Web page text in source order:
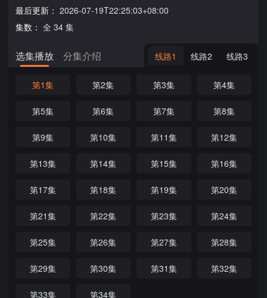
最后更新： 2026-07-19T22:25:03+08:00
集数： 全 34 集
选集播放 分集介绍 线路1 线路2 线路3
第1集 第2集 第3集 第4集
第5集 第6集 第7集 第8集
第9集 第10集 第11集 第12集
第13集 第14集 第15集 第16集
第17集 第18集 第19集 第20集
第21集 第22集 第23集 第24集
第25集 第26集 第27集 第28集
第29集 第30集 第31集 第32集
第33集 第34集